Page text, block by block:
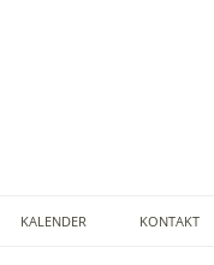
KALENDER KONTAKT